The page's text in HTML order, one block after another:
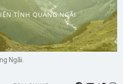
TỈNH QUẢNG NGÃI
Ngãi.